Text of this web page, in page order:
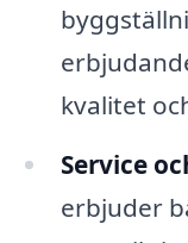
kvalitet
Service
erbjuder